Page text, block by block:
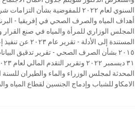
السنوي لعام ٢٠٢٢ للمفوضية بشأن
أهداف المياه والصرف الصحي في إفريقيا -
المجلس الوزاري للمرأة والمياه في صنع
المستندة إلى الأدلة
٢٠١٥ بشأن الصرف الصحي - تقرير تدقيق
الامكاو للشباب وإدماج الجنسين لقطاع المياه